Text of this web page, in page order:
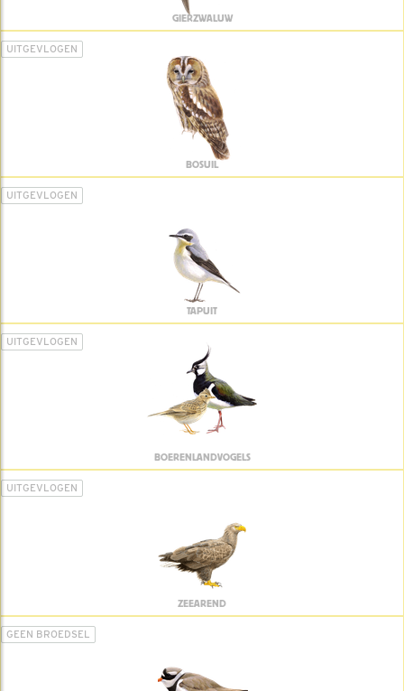
GIERZWALUW
UITGEVLOGEN
BOSUIL
UITGEVLOGEN
TAPUIT
UITGEVLOGEN
BOERENLANDVOGELS
UITGEVLOGEN
ZEEAREND
GEEN BROEDSEL